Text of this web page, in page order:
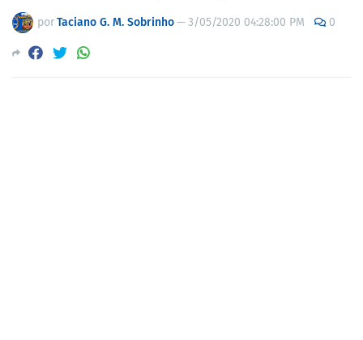
porTaciano G. M. Sobrinho—3/05/2020 04:28:00 PM 0